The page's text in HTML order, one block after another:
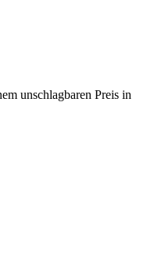
unschlagbaren Preis in